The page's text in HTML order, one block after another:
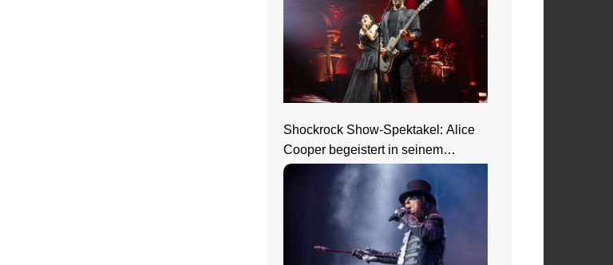
Shockrock Show-Spektakel: Alice
Cooper begeistert in seinem
Nightmare Castle